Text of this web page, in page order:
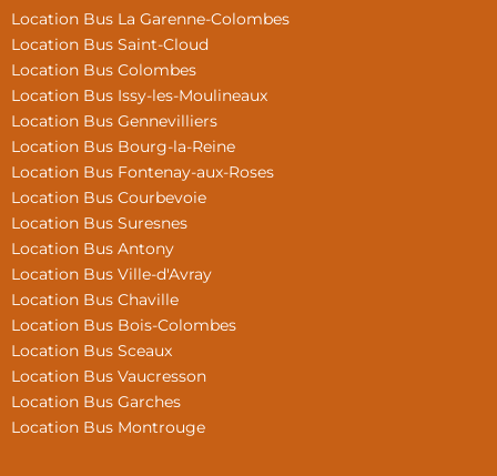
Location Bus La Garenne-Colombes
Location Bus Saint-Cloud
Location Bus Colombes
Location Bus Issy-les-Moulineaux
Location Bus Gennevilliers
Location Bus Bourg-la-Reine
Location Bus Fontenay-aux-Roses
Location Bus Courbevoie
Location Bus Suresnes
Location Bus Antony
Location Bus Ville-d'Avray
Location Bus Chaville
Location Bus Bois-Colombes
Location Bus Sceaux
Location Bus Vaucresson
Location Bus Garches
Location Bus Montrouge